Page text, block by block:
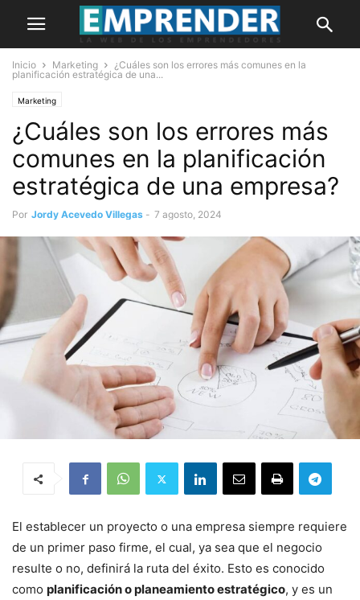
Inicio Marketing
¿Cuáles son los errores más comunes en la
planificación estratégica de una...
Marketing
¿Cuáles son los errores más
comunes en la planificación
estratégica de una empresa?
Por Jordy Acevedo Villegas - 7 agosto, 2024
El establecer un proyecto o una empresa siempre requiere
de un primer paso firme, el cual, ya sea que el negocio
resulte o no, definirá la ruta del éxito. Esto es conocido
como planificación o planeamiento estratégico, y es un